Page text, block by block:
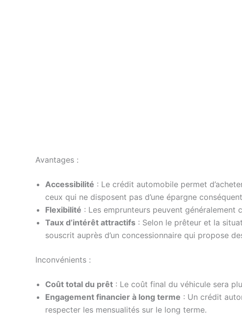
Avantages :
Accessibilité : Le crédit automobile permet
ceux qui ne disposent pas d’une épargne
Flexibilité : Les emprunteurs peuvent
Taux d’intérêt attractifs : Selon le prêteur et la
souscrit auprès d’un concessionnaire qui propose
Inconvénients :
Coût total du prêt : Le coût final du véhicule sera
Engagement financier à long terme : Un crédit
respecter les mensualités sur le long terme.